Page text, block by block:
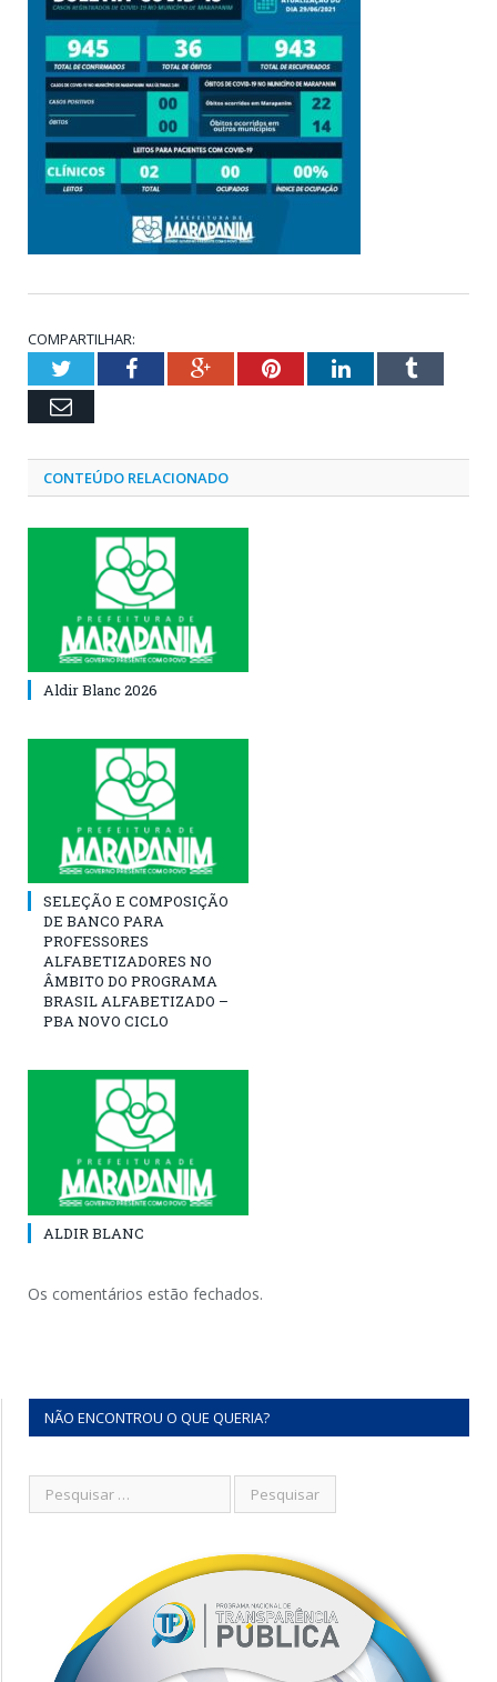
COMPARTILHAR:
TwitterFacebookGoogle+PinterestLinkedInTumblr
Email
CONTEÚDO RELACIONADO
Aldir Blanc 2026
SELEÇÃO E COMPOSIÇÃO
DE BANCO PARA
PROFESSORES
ALFABETIZADORES NO
ÂMBITO DO PROGRAMA
BRASIL ALFABETIZADO –
PBA NOVO CICLO
ALDIR BLANC
Os comentários estão fechados.
NÃO ENCONTROU O QUE QUERIA?